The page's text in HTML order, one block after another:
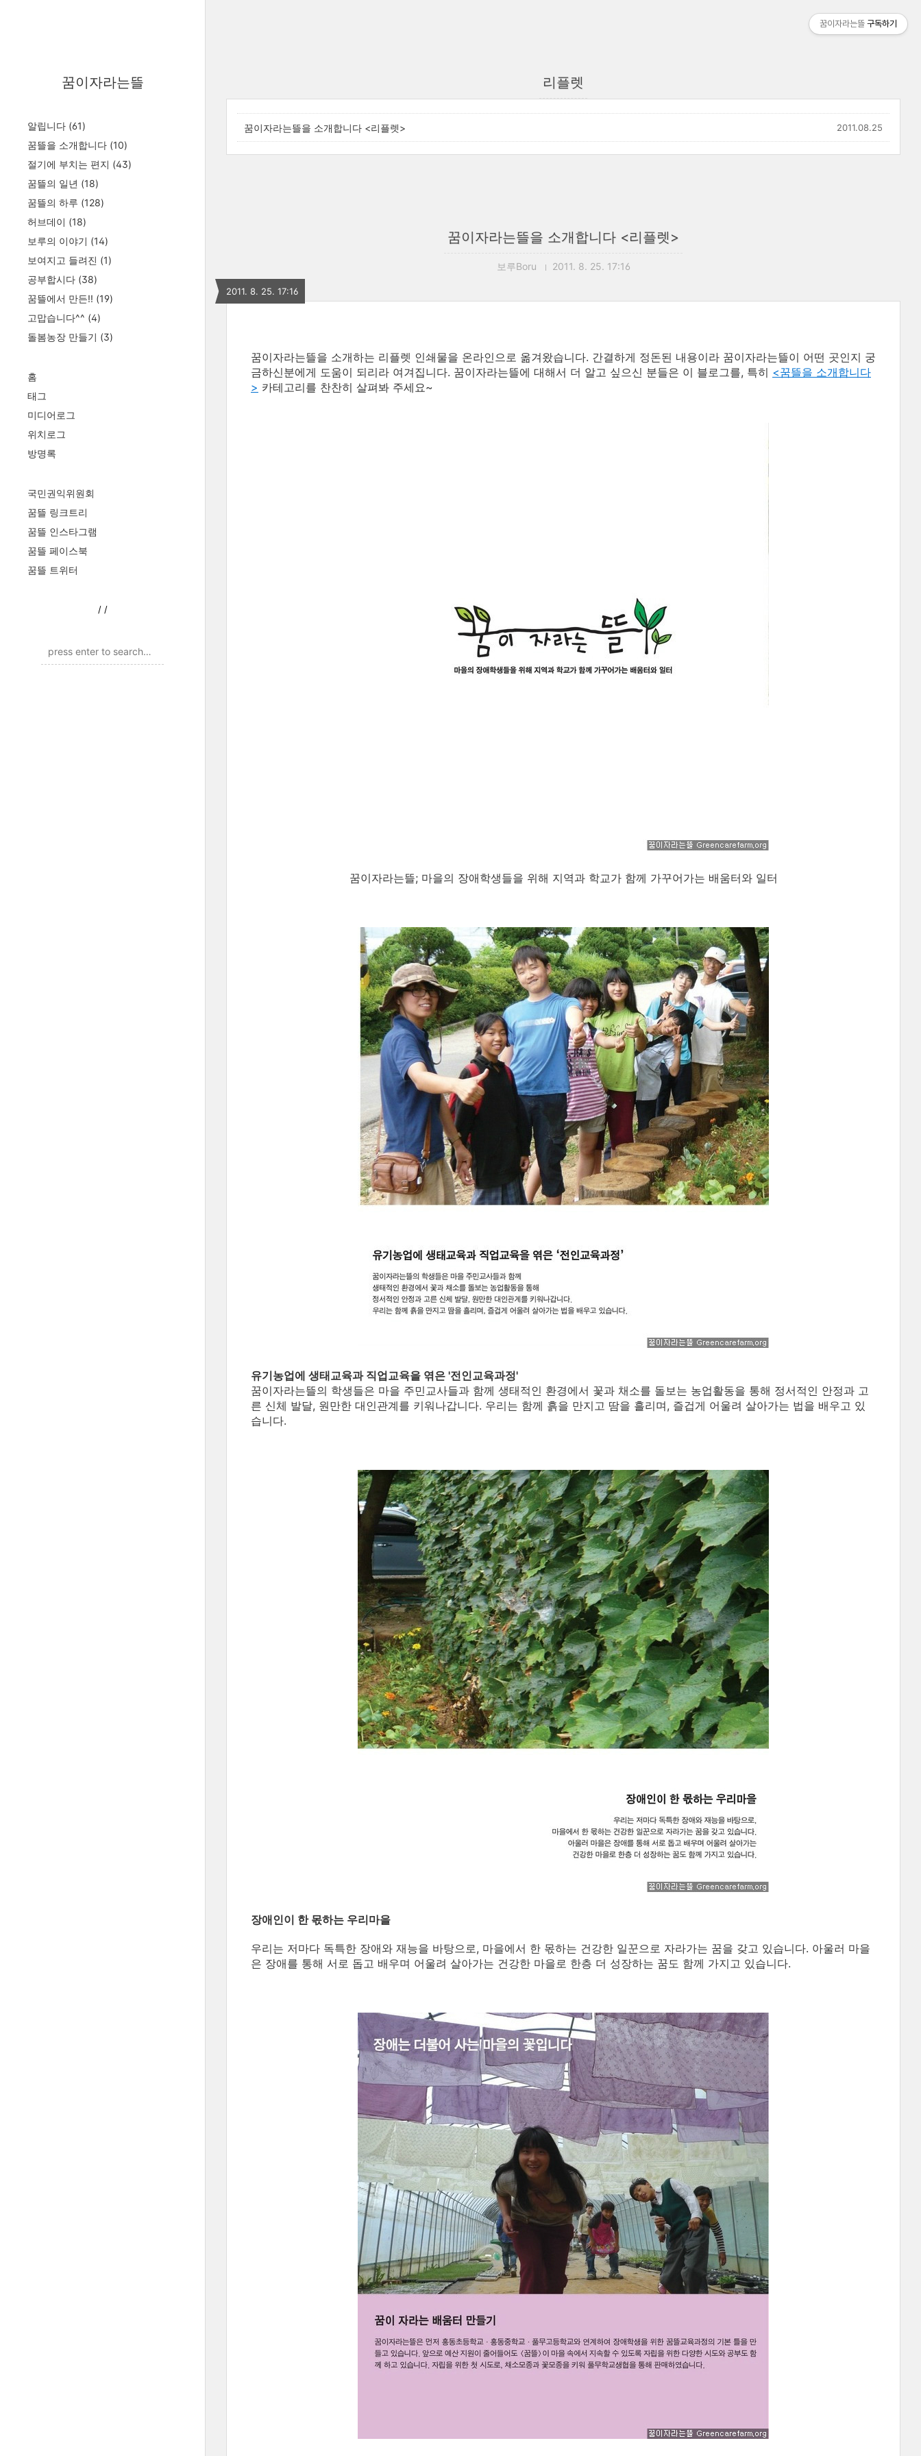
꿈이자라는뜰
알립니다 (61)
꿈뜰을 소개합니다 (10)
절기에 부치는 편지 (43)
꿈뜰의 일년 (18)
꿈뜰의 하루 (128)
허브데이 (18)
보루의 이야기 (14)
보여지고 들려진 (1)
공부합시다 (38)
꿈뜰에서 만든!! (19)
고맙습니다^^ (4)
돌봄농장 만들기 (3)
홈
태그
미디어로그
위치로그
방명록
국민권익위원회
꿈뜰 링크트리
꿈뜰 인스타그램
꿈뜰 페이스북
꿈뜰 트위터
/ /
리플렛
꿈이자라는뜰을 소개합니다 <리플렛> 2011.08.25
꿈이자라는뜰을 소개합니다 <리플렛>
보루Boru 2011. 8. 25. 17:16
2011. 8. 25. 17:16
꿈이자라는뜰을 소개하는 리플렛 인쇄물을 온라인으로 옮겨왔습니다. 간결하게 정돈된 내용이라 꿈이자라는뜰이 어떤 곳인지 궁
금하신분에게 도움이 되리라 여겨집니다. 꿈이자라는뜰에 대해서 더 알고 싶으신 분들은 이 블로그를, 특히 <꿈뜰을 소개합니다
> 카테고리를 찬찬히 살펴봐 주세요~
꿈이자라는뜰; 마을의 장애학생들을 위해 지역과 학교가 함께 가꾸어가는 배움터와 일터
유기농업에 생태교육과 직업교육을 엮은 '전인교육과정'
꿈이자라는뜰의 학생들은 마을 주민교사들과 함께 생태적인 환경에서 꽃과 채소를 돌보는 농업활동을 통해 정서적인 안정과 고
른 신체 발달, 원만한 대인관계를 키워나갑니다. 우리는 함께 흙을 만지고 땀을 흘리며, 즐겁게 어울려 살아가는 법을 배우고 있
습니다.
장애인이 한 몫하는 우리마을
우리는 저마다 독특한 장애와 재능을 바탕으로, 마을에서 한 몫하는 건강한 일꾼으로 자라가는 꿈을 갖고 있습니다. 아울러 마을
은 장애를 통해 서로 돕고 배우며 어울려 살아가는 건강한 마을로 한층 더 성장하는 꿈도 함께 가지고 있습니다.
꿈이자라는뜰 구독하기